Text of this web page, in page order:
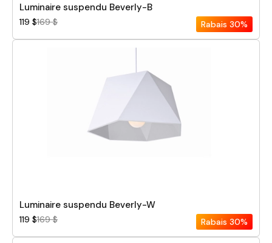
Luminaire suspendu Beverly-B
119 $169 $ Rabais 30%
Luminaire suspendu Beverly-W
119 $169 $ Rabais 30%